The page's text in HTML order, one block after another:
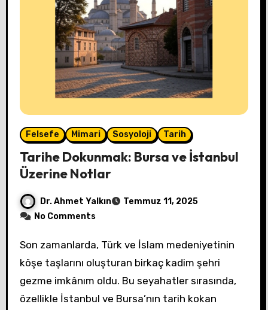
Felsefe Mimari Sosyoloji Tarih
Tarihe Dokunmak: Bursa ve İstanbul
Üzerine Notlar
Dr. Ahmet Yalkın
Temmuz 11, 2025
No Comments
Son zamanlarda, Türk ve İslam medeniyetinin
köşe taşlarını oluşturan birkaç kadim şehri
gezme imkânım oldu. Bu seyahatler sırasında,
özellikle İstanbul ve Bursa’nın tarih kokan